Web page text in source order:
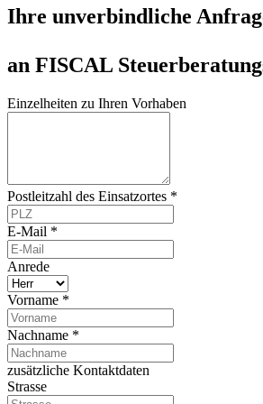
Ihre unverbindliche
an FISCAL
Einzelheiten zu Ihren Vorhaben
Postleitzahl des Einsatzortes *
E-Mail *
Anrede
Vorname *
Nachname *
zusätzliche Kontaktdaten
Strasse